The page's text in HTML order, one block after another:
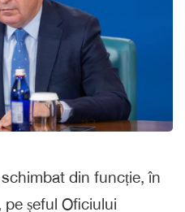
din funcție, în
șeful Oficiului